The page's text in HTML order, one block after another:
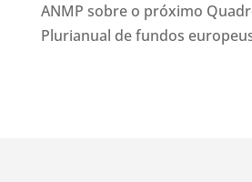
ANMP sobre o próximo
Plurianual de fundos